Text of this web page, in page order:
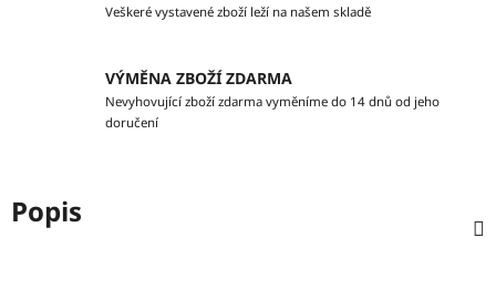
Veškeré vystavené zboží leží na našem skladě
VÝMĚNA ZBOŽÍ ZDARMA
Nevyhovující zboží zdarma vyměníme do 14 dnů od jeho
doručení
Popis